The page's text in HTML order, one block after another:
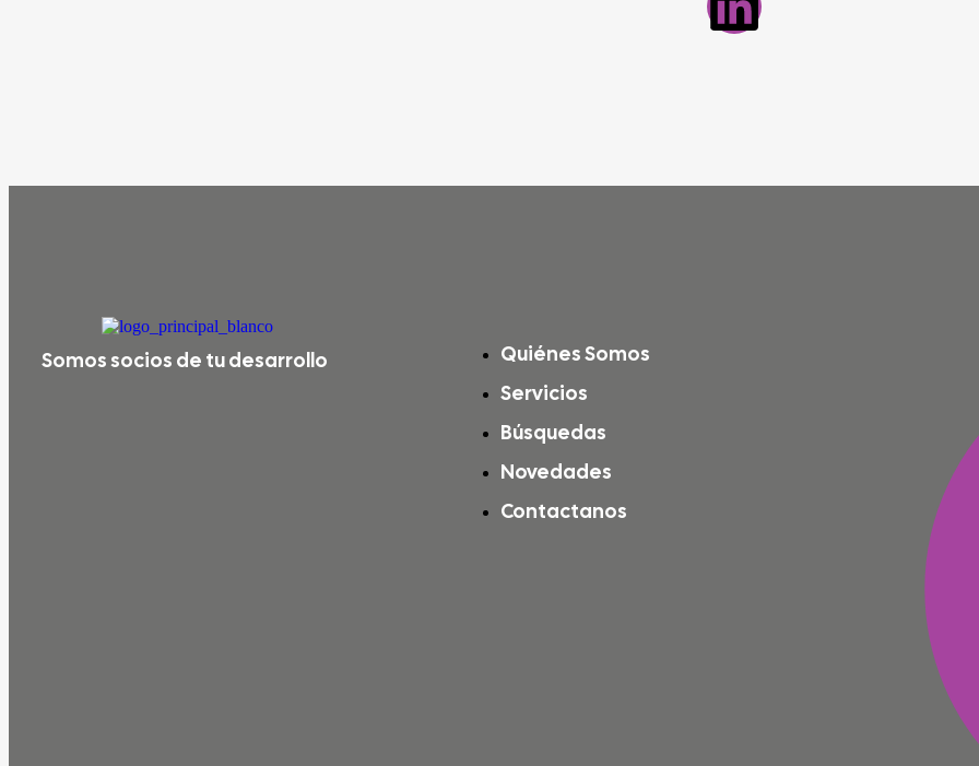
Somos socios de tu desarrollo
Quiénes Somos
Servicios
Búsquedas
Novedades
Contactanos